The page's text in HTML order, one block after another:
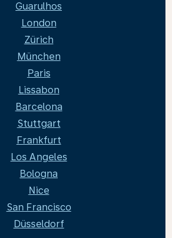
Guarulhos
London
Zürich
München
Paris
Lissabon
Barcelona
Stuttgart
Frankfurt
Los Angeles
Bologna
Nice
San Francisco
Düsseldorf